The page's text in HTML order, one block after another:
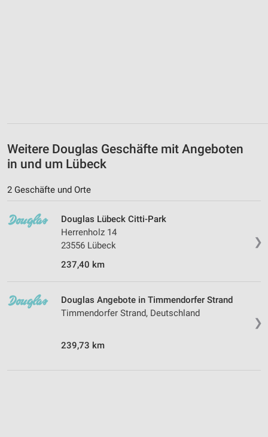
Weitere Douglas Geschäfte mit Angeboten
in und um Lübeck
2 Geschäfte und Orte
❯
Douglas Lübeck Citti-Park
Herrenholz 14
23556 Lübeck
237,40 km
❯
Douglas Angebote in Timmendorfer Strand
Timmendorfer Strand, Deutschland
239,73 km